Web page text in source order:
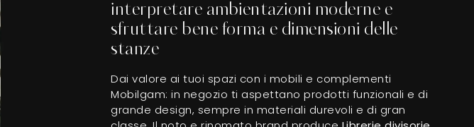
interpretare ambientazioni moderne e
sfruttare bene forma e dimensioni delle
stanze
Dai valore ai tuoi spazi con i mobili e complementi
Mobilgam: in negozio ti aspettano prodotti funzionali e di
grande design, sempre in materiali durevoli e di gran